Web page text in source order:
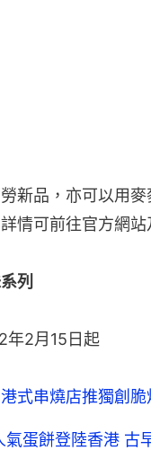
新品，亦可以用
情可前往官方網站
列
年2月15日起
式串燒店推獨創
氣蛋餅登陸香港 古